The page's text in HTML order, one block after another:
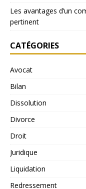
Les avantages d’un
pertinent
CATÉGORIES
Avocat
Bilan
Dissolution
Divorce
Droit
Juridique
Liquidation
Redressement